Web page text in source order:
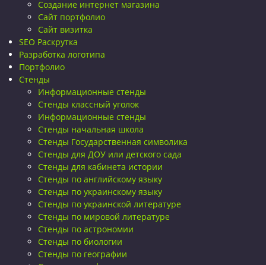
Создание интернет магазина
Сайт портфолио
Сайт визитка
SEO Раскрутка
Разработка логотипа
Портфолио
Стенды
Информационные стенды
Стенды классный уголок
Информационные стенды
Стенды начальная школа
Стенды Государственная символика
Стенды для ДОУ или детского сада
Стенды для кабинета истории
Стенды по английскому языку
Стенды по украинскому языку
Стенды по украинской литературе
Стенды по мировой литературе
Стенды по астрономии
Стенды по биологии
Стенды по географии